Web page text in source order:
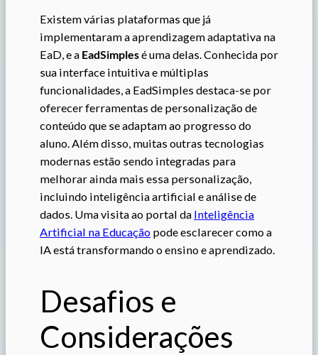
Existem várias plataformas que já
implementaram a aprendizagem adaptativa na
EaD, e a EadSimplesé uma delas. Conhecida por
sua interface intuitiva e múltiplas
funcionalidades, a EadSimples destaca-se por
oferecer ferramentas de personalização de
conteúdo que se adaptam ao progresso do
aluno. Além disso, muitas outras tecnologias
modernas estão sendo integradas para
melhorar ainda mais essa personalização,
incluindo inteligência artificial e análise de
dados. Uma visita ao portal da Inteligência
Artificial na Educação pode esclarecer como a
IA está transformando o ensino e aprendizado.
Desafios e
Considerações